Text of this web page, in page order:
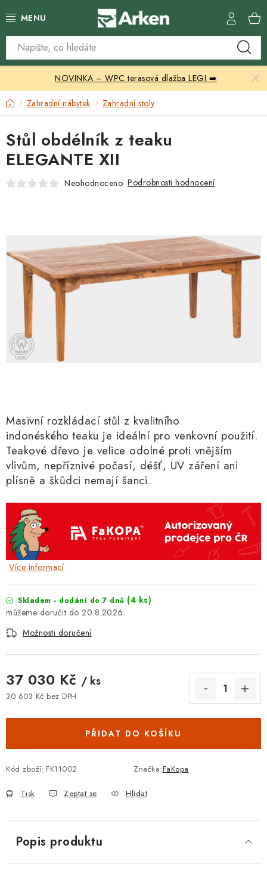
na
Skleníky
Zahradní přístřešky
Zahradní nábytek
Grily a ohniště
NOVINKA – WPC terasová dlažba LEGI ➡️
DomůZahradní nábytek Zahradní stoly
Masivní rozkládací stůl z kvalitního
indonéského teaku je ideální pro venkovní použití.
Teakové dřevo je velice odolné proti vnějším
vlivům, nepříznivé počasí, déšť, UV záření ani
plísně a škůdci nemají šanci.
Více informací
Skladem - dodání do 7 dnů (4 ks)
20.8.2026
Možnosti doručení
37 030 Kč / ks
30 603 Kč bez DPH
PŘIDAT DO KOŠÍKU
Kód zboží: FK11002 Značka:FaKopa
Tisk Zeptat se Hlídat
Stůl obdélník z teaku
ELEGANTE XII
Neohodnoceno Podrobnosti hodnocení
Popis produktu